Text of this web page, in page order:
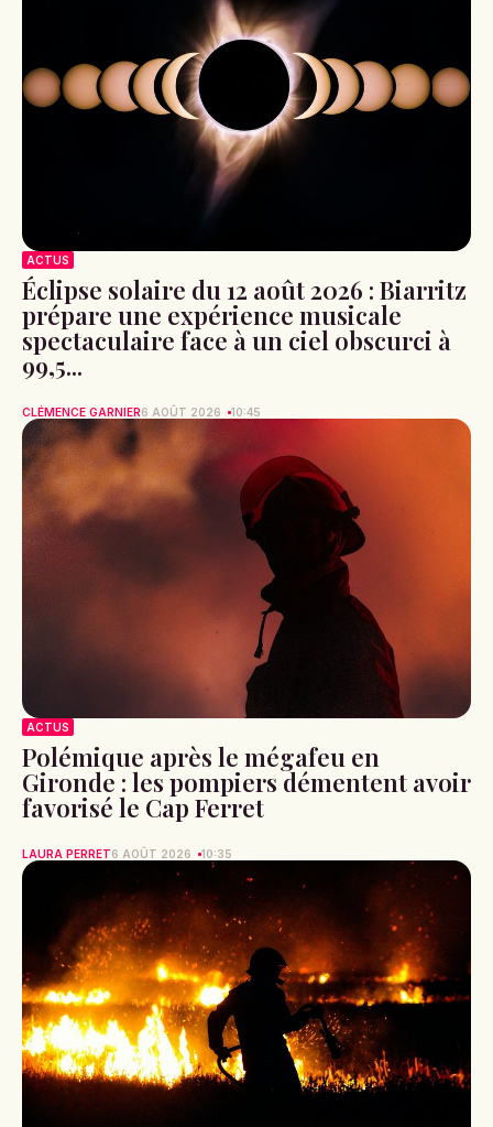
ACTUS
Éclipse solaire du 12 août 2026 : Biarritz
prépare une expérience musicale
spectaculaire face à un ciel obscurci à
99,5...
CLÉMENCE GARNIER6 AOÛT 2026 10:45
ACTUS
Polémique après le mégafeu en
Gironde : les pompiers démentent avoir
favorisé le Cap Ferret
LAURA PERRET6 AOÛT 2026 10:35